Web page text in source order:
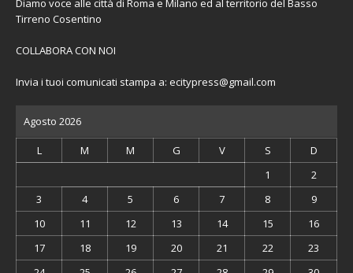
Diamo voce alle città di Roma e Milano ed al territorio del Basso
Tirreno Cosentino
COLLABORA CON NOI
Invia i tuoi comunicati stampa a: ecitypress@gmail.com
Agosto 2026
L M M G V S
D
1
2
3
4 5 6 7 8
9
10
11 12 13 14 15
16
17
18 19 20 21 22
23